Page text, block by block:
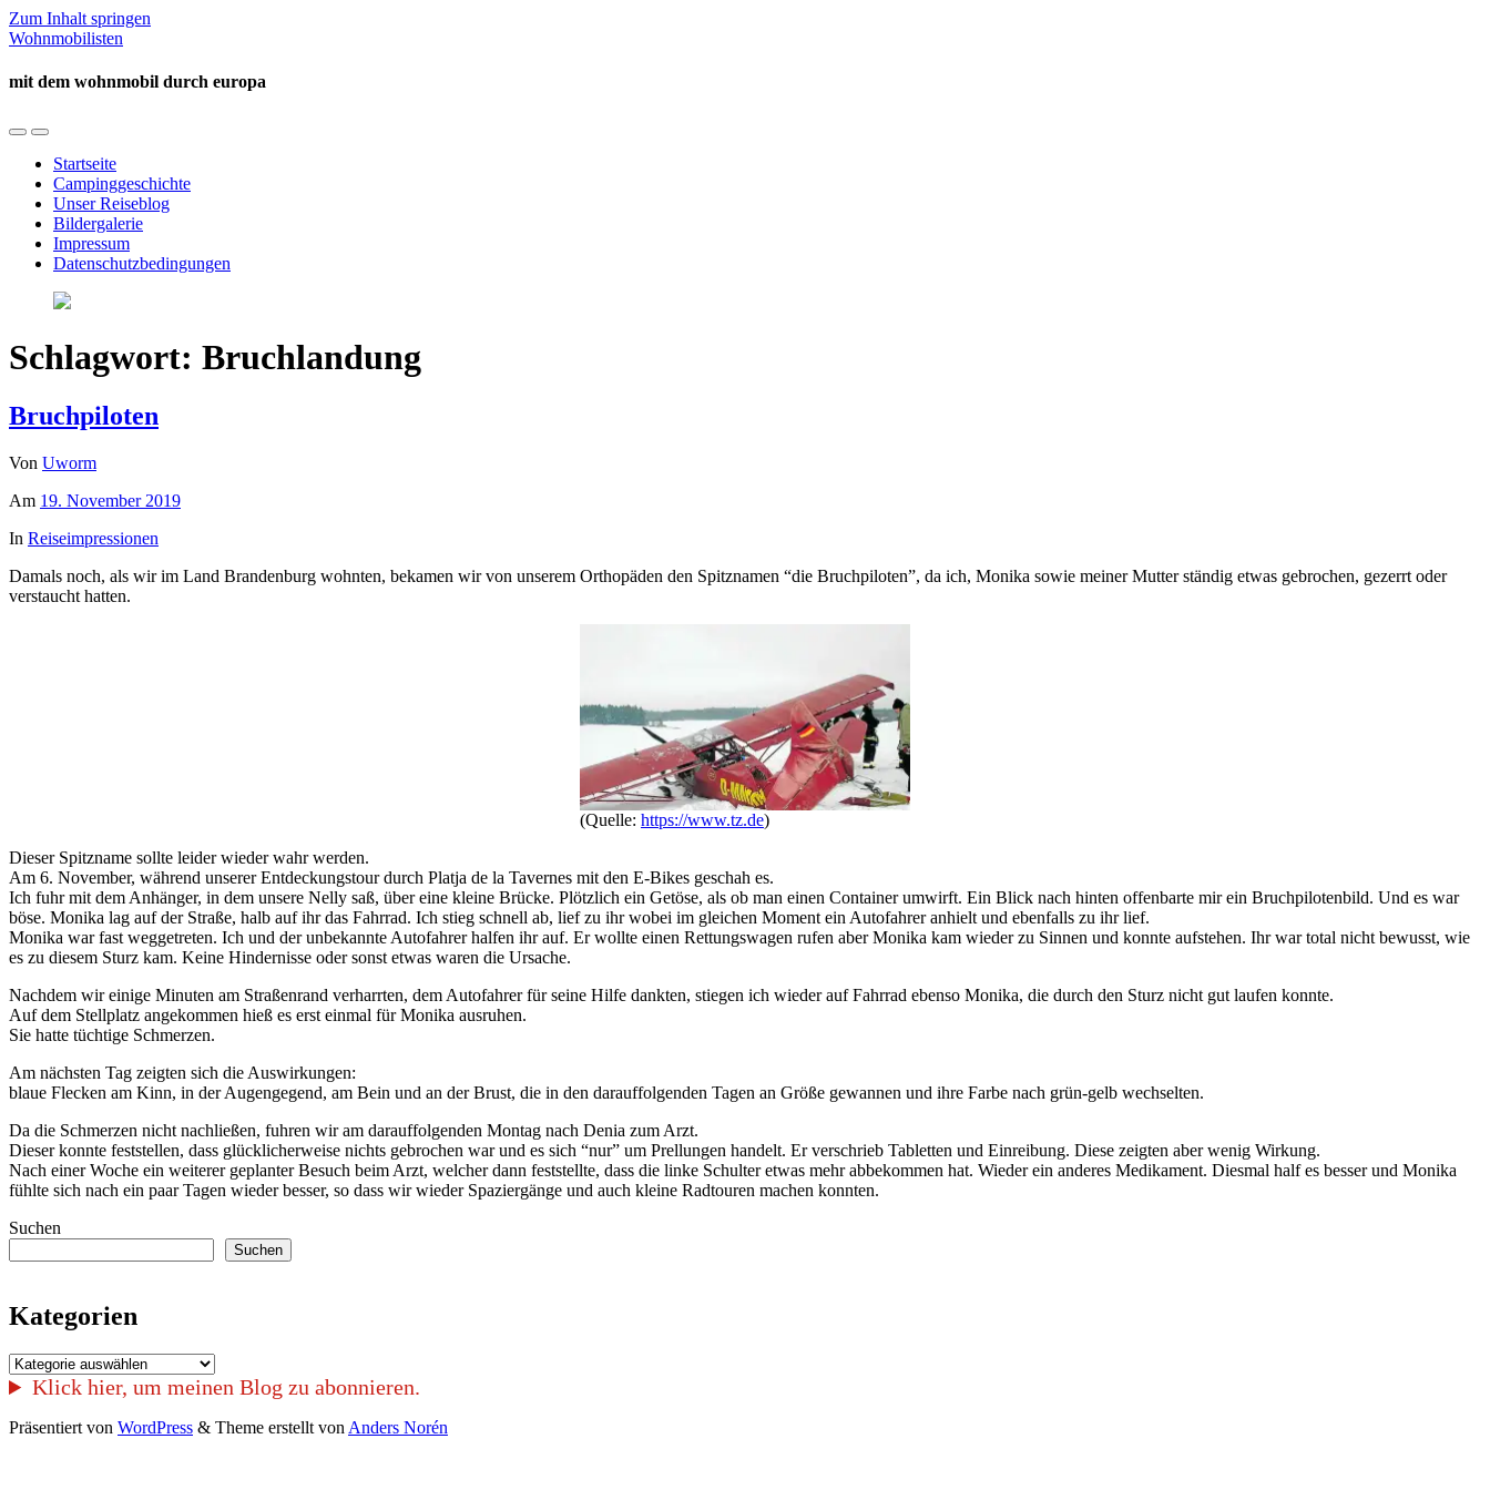
Zum Inhalt springen
Wohnmobilisten
mit dem wohnmobil durch europa
Mobil-
umschalten
Suchfeld
umschalten
Startseite
Campinggeschichte
Unser Reiseblog
Bildergalerie
Impressum
Datenschutzbedingungen
Schlagwort: Bruchlandung
Bruchpiloten
Von Uworm
Am 19. November 2019
In Reiseimpressionen
Damals noch, als wir im Land Brandenburg wohnten, bekamen wir von unserem Orthopäden den Spitznamen “die Bruchpiloten”, da ich, Monika sowie meiner Mutter ständig etwas gebrochen, gezerrt oder
verstaucht hatten.
(Quelle: https://www.tz.de)
Dieser Spitzname sollte leider wieder wahr werden.
Am 6. November, während unserer Entdeckungstour durch Platja de la Tavernes mit den E-Bikes geschah es.
Ich fuhr mit dem Anhänger, in dem unsere Nelly saß, über eine kleine Brücke. Plötzlich ein Getöse, als ob man einen Container umwirft. Ein Blick nach hinten offenbarte mir ein Bruchpilotenbild. Und es war
böse. Monika lag auf der Straße, halb auf ihr das Fahrrad. Ich stieg schnell ab, lief zu ihr wobei im gleichen Moment ein Autofahrer anhielt und ebenfalls zu ihr lief.
Monika war fast weggetreten. Ich und der unbekannte Autofahrer halfen ihr auf. Er wollte einen Rettungswagen rufen aber Monika kam wieder zu Sinnen und konnte aufstehen. Ihr war total nicht bewusst, wie
es zu diesem Sturz kam. Keine Hindernisse oder sonst etwas waren die Ursache.
Nachdem wir einige Minuten am Straßenrand verharrten, dem Autofahrer für seine Hilfe dankten, stiegen ich wieder auf Fahrrad ebenso Monika, die durch den Sturz nicht gut laufen konnte.
Auf dem Stellplatz angekommen hieß es erst einmal für Monika ausruhen.
Sie hatte tüchtige Schmerzen.
Am nächsten Tag zeigten sich die Auswirkungen:
blaue Flecken am Kinn, in der Augengegend, am Bein und an der Brust, die in den darauffolgenden Tagen an Größe gewannen und ihre Farbe nach grün-gelb wechselten.
Da die Schmerzen nicht nachließen, fuhren wir am darauffolgenden Montag nach Denia zum Arzt.
Dieser konnte feststellen, dass glücklicherweise nichts gebrochen war und es sich “nur” um Prellungen handelt. Er verschrieb Tabletten und Einreibung. Diese zeigten aber wenig Wirkung.
Nach einer Woche ein weiterer geplanter Besuch beim Arzt, welcher dann feststellte, dass die linke Schulter etwas mehr abbekommen hat. Wieder ein anderes Medikament. Diesmal half es besser und Monika
fühlte sich nach ein paar Tagen wieder besser, so dass wir wieder Spaziergänge und auch kleine Radtouren machen konnten.
Suchen
Suchen
Kategorien
Kategorien
Klick hier, um meinen Blog zu abonnieren.
Präsentiert von WordPress & Theme erstellt von Anders Norén